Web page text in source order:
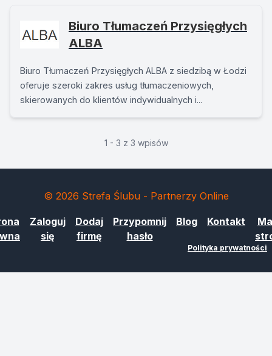
Biuro Tłumaczeń Przysięgłych
ALBA
Biuro Tłumaczeń Przysięgłych ALBA z siedzibą w Łodzi
oferuje szeroki zakres usług tłumaczeniowych,
skierowanych do klientów indywidualnych i...
1 - 3 z 3 wpisów
© 2026 Strefa Ślubu - Partnerzy Online
Zaloguj
się
Dodaj
firmę
Przypomnij
hasło
Blog Kontakt
Polityka prywatności